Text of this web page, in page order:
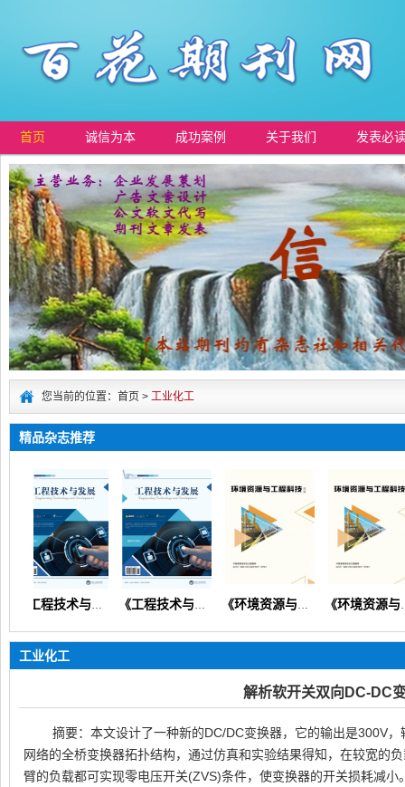
首页 诚信为本 成功案例 关于我们 发表必
您当前的位置：首页 > 工业化工
精品杂志推荐
《工程技术与发展》（矿山机械交通路桥市政建筑信息通信） 《工程技术与发展》 《环境资源与工程科技论坛》（生态环境矿产地质资源经济） 《环境资源与工程科技论坛》
工业化工
解析软开关双向DC-DC
摘要：本文设计了一种新的DC/DC变换器，它的输出是300V，
网络的全桥变换器拓扑结构，通过仿真和实验结果得知，在较宽的
臂的负载都可实现零电压开关(ZVS)条件，使变换器的开关损耗减